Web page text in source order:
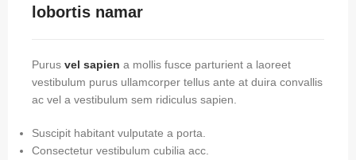
lobortis namar
Purus vel sapien a mollis fusce parturient a laoreet
vestibulum purus ullamcorper tellus ante at duira convallis
ac vel a vestibulum sem ridiculus sapien.
Suscipit habitant vulputate a porta.
Consectetur vestibulum cubilia acc.